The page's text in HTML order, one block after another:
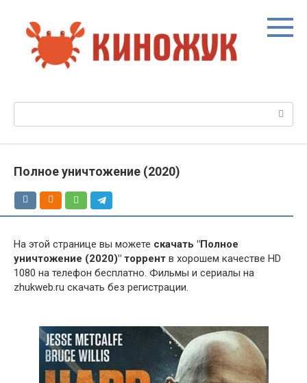
контенту
Полное уничтожение (2020)
На этой странице вы можете скачать "Полное
уничтожение (2020)" торрент в хорошем качестве HD
1080 на телефон бесплатно. Фильмы и сериалы на
zhukweb.ru скачать без регистрации.